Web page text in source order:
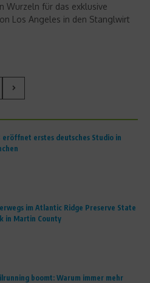
Wurzeln für das exklusive
Los Angeles in den Stanglwirt
eröffnet erstes deutsches Studio in
im Atlantic Ridge Preserve State
in Martin County
boomt: Warum immer mehr